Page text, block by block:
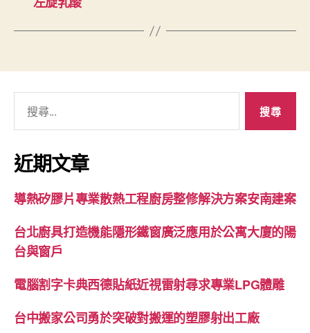
關
鍵
字:
近期文章
導熱矽膠片專業散熱工程廚房整修解決方案安南建案
台北廚具打造機能隱形鐵窗廣泛應用於公寓大廈的陽
台與窗戶
電腦割字卡典西德貼紙近視雷射尋求專業LPG體雕
台中搬家公司勇於突破對搬運的塑膠射出工廠